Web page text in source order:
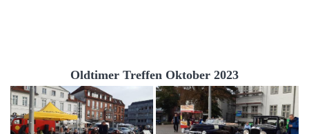
Oldtimer Treffen Oktober 2023